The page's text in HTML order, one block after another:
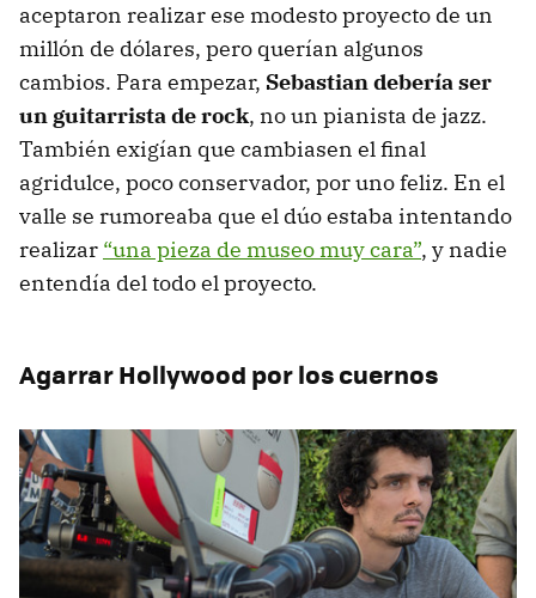
aceptaron realizar ese modesto proyecto de un
millón de dólares, pero querían algunos
cambios. Para empezar, Sebastian debería ser
un guitarrista de rock, no un pianista de jazz.
También exigían que cambiasen el final
agridulce, poco conservador, por uno feliz. En el
valle se rumoreaba que el dúo estaba intentando
realizar “una pieza de museo muy cara”, y nadie
entendía del todo el proyecto.
Agarrar Hollywood por los cuernos